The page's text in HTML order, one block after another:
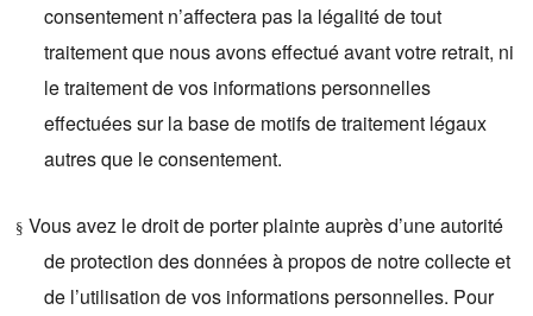
consentement n’affectera pas la légalité de tout
traitement que nous avons effectué avant votre retrait, ni
le traitement de vos informations personnelles
effectuées sur la base de motifs de traitement légaux
autres que le consentement.
§ Vous avez le droit de porter plainte auprès d’une autorité
de protection des données à propos de notre collecte et
de l’utilisation de vos informations personnelles. Pour